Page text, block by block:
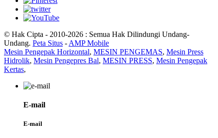
© Hak Cipta - 2010-2026 : Semua Hak Dilindungi Undang-
Undang. Peta Situs - AMP Mobile
Mesin Pengepak Horizontal, MESIN PENGEMAS, Mesin Press
Hidrolik, Mesin Pengepres Bal, MESIN PRESS, Mesin Pengepak
Kertas,
E-mail
E-mail